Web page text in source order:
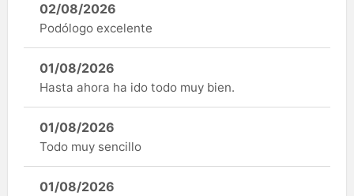
02/08/2026
Podólogo excelente
01/08/2026
Hasta ahora ha ido todo muy bien.
01/08/2026
Todo muy sencillo
01/08/2026